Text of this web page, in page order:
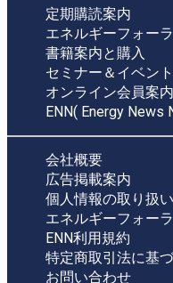
定期購読案内
エネルギーフォー
書籍案内と購入
セミナー＆イベン
オンライン会員案内
ENN( Energy News
会社概要
広告掲載案内
個人情報の取り扱
エネルギーフォー
ENN利用規約
特定商取引法に基
お問い合わせ